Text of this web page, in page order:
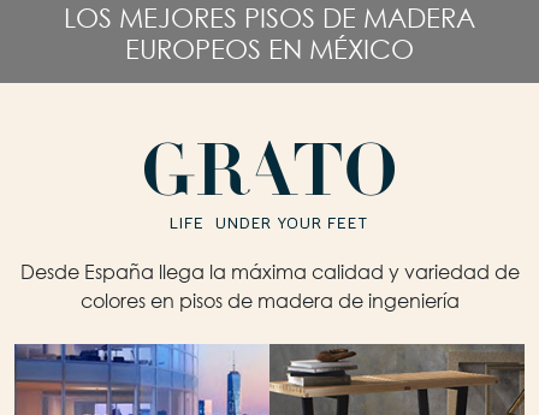
LOS MEJORES PISOS DE MADERA
EUROPEOS EN MÉXICO
Desde España llega la máxima calidad y variedad de
colores en pisos de madera de ingeniería